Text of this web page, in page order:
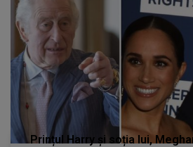
Prințul Harry și soția lui,